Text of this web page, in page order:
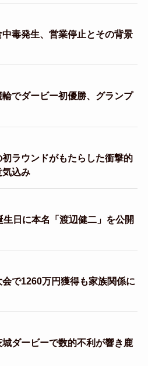
毒発生、営業停止とその背景
でダービー初優勝、グランプ
ラウンドがもたらした衝撃的
気込み
日に本名「渡辺健二」を公開
で1260万円獲得も家族関係に
ダービーで数的不利が響き鹿